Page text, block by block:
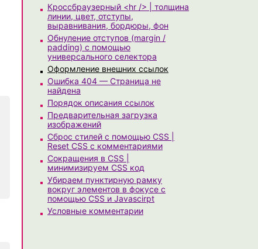
Кроссбраузерный <hr /> | толщина
линии, цвет, отступы,
выравнивания, бордюры, фон
Обнуление отступов (margin /
padding) с помощью
универсального селектора
Оформление внешних ссылок
Ошибка 404 — Страница не
найдена
Порядок описания ссылок
Предварительная загрузка
изображений
Сброс стилей с помощью CSS |
Reset CSS с комментариями
Сокращения в CSS |
минимизируем CSS код
Убираем пунктирную рамку
вокруг элементов в фокусе с
помощью CSS и Javascirpt
Условные комментарии